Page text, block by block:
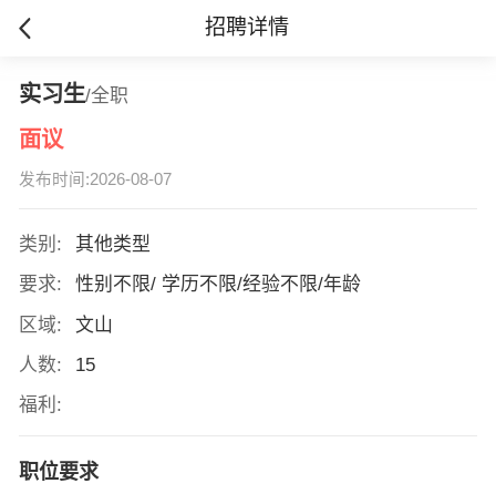
招聘详情
实习生/全职
面议
发布时间:2026-08-07
类别:
其他类型
要求:
性别不限/ 学历不限/经验不限/年龄
区域:
文山
人数:
15
福利:
职位要求